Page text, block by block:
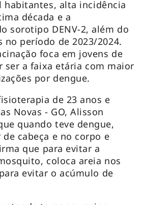
habitantes, alta incidência
década e a
sorotipo DENV-2, além do
no período de 2023/2024.
foca em jovens de
ser a faixa etária com maior
por dengue.
de 23 anos e
Novas - GO, Alisson
quando teve dengue,
cabeça e no corpo e
que para evitar a
coloca areia nos
evitar o acúmulo de